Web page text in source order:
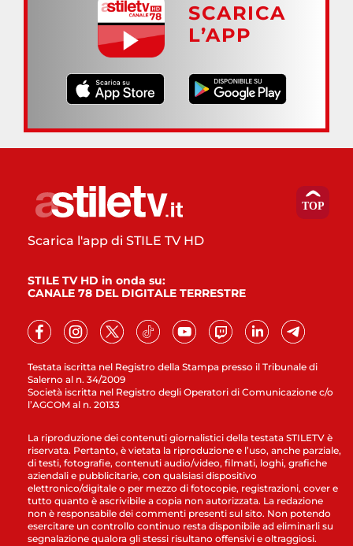
SCARICA
L’APP
Testata iscritta nel Registro della Stampa presso il Tribunale di
Salerno al n. 34/2009
Società iscritta nel Registro degli Operatori di Comunicazione c/o
l’AGCOM al n. 20133
Scarica l'app di STILE TV HD
STILE TV HD in onda su:
CANALE 78 DEL DIGITALE TERRESTRE
La riproduzione dei contenuti giornalistici della testata STILETV è
riservata. Pertanto, è vietata la riproduzione e l’uso, anche parziale,
di testi, fotografie, contenuti audio/video, filmati, loghi, grafiche
aziendali e pubblicitarie, con qualsiasi dispositivo
elettronico/digitale o per mezzo di fotocopie, registrazioni, cover e
tutto quanto è ascrivibile a copia non autorizzata. La redazione
non è responsabile dei commenti presenti sul sito. Non potendo
esercitare un controllo continuo resta disponibile ad eliminarli su
segnalazione qualora gli stessi risultano offensivi e oltraggiosi.